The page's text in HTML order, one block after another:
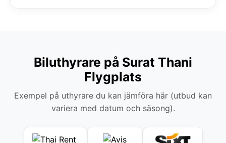
Biluthyrare på Surat Thani
Flygplats
Exempel på uthyrare du kan jämföra här (utbud kan
variera med datum och säsong).